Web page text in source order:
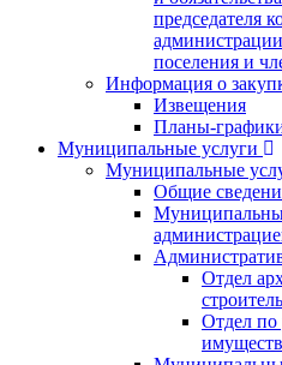
председателя
поселения и
Информация о
Извещения
Планы-
Муниципальные услуги
Муниципальные
Общие
Отдел
Отдел